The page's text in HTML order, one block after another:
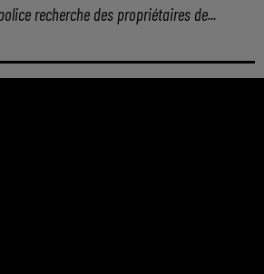
recherche des propriétaires de...